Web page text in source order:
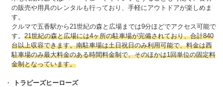
の販売や用具のレンタルも行っており、手軽にアウトドアが楽しめま
す。
クルマで五香駅から21世紀の森と広場までは9分ほどでアクセス可能で
す。 21世紀の森と広場には4ヶ所の駐車場が完備されており、合計840
台以上収容できます。南駐車場は土日祝日のみ利用可能で、料金は西
駐車場のみ最大料金のある時間料金制で、そのほかは1回単位の固定料
金制となっています。
トラピーズヒーローズ